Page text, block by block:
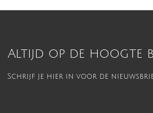
Altijd op de hoogte
Schrijf je hier in voor de